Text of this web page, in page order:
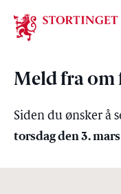
Stortinget.no
Meld fra om
Siden du ønsker å
torsdag den 3.